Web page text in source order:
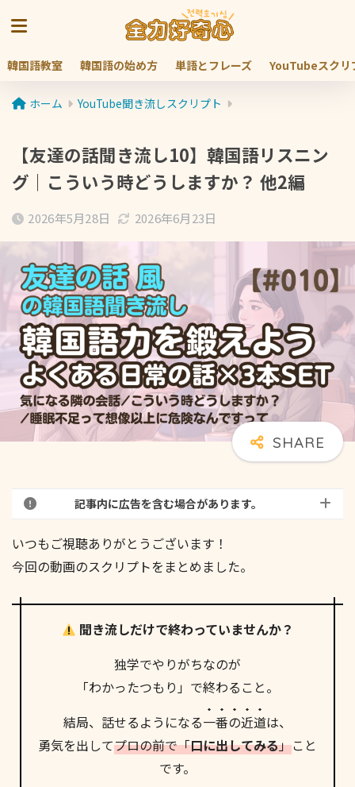
韓国語教室 韓国語の始め方 単語とフレーズ YouTubeスクリ
ホーム YouTube聞き流しスクリプト
【友達の話聞き流し10】韓国語リスニン
グ｜こういう時どうしますか？ 他2編
2026年5月28日 2026年6月23日
記事内に広告を含む場合があります。
いつもご視聴ありがとうございます！
今回の動画のスクリプトをまとめました。
聞き流しだけで終わっていませんか？
独学でやりがちなのが
「わかったつもり」で終わること。
結局、話せるようになる一番の近道は、
勇気を出してプロの前で「口に出してみる」こと
です。